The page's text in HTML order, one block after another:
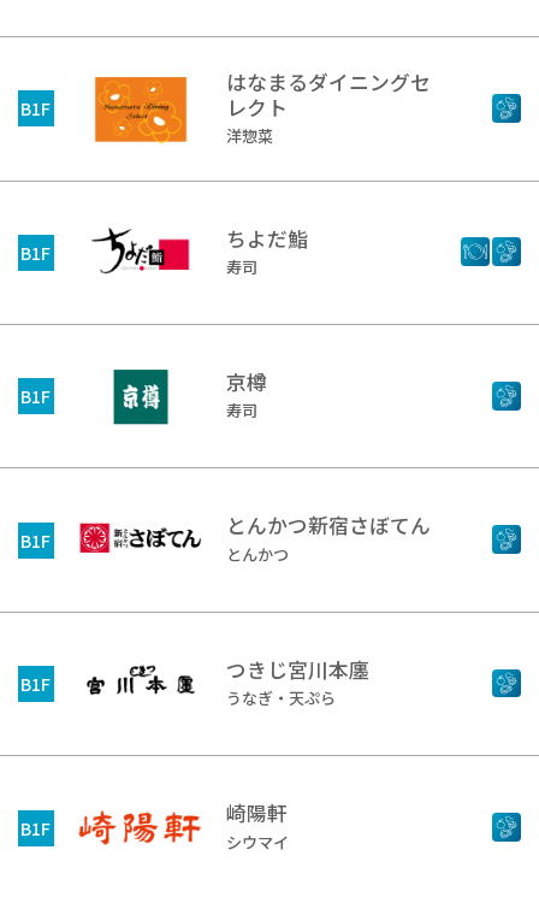
B1F
はなまるダイニングセ
レクト
洋惣菜
B1F ちよだ鮨
寿司
B1F 京樽
寿司
B1F とんかつ新宿さぼてん
とんかつ
B1F つきじ宮川本廛
うなぎ・天ぷら
B1F 崎陽軒
シウマイ